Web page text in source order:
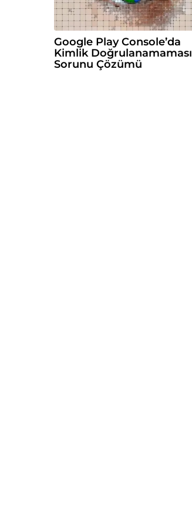
Google Play Console’da
Kimlik Doğrulanamaması
Sorunu Çözümü